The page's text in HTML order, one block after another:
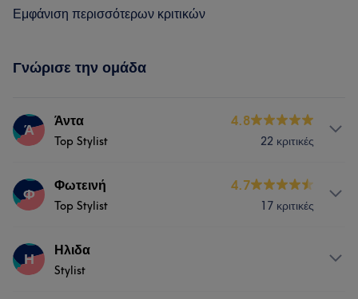
Εμφάνιση περισσότερων κριτικών
Γνώρισε την ομάδα
Ά Άντα
Top Stylist
4.8
22 κριτικές
Υπηρεσίες
Φ Φωτεινή
Top Stylist
4.7
17 κριτικές
Υπηρεσίες
Η Ηλιδα
Stylist